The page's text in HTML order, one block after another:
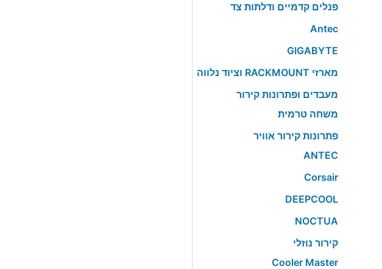
פנלים קדמיים ודלתות צד
Antec
GIGABYTE
מארזי RACKMOUNT וציוד נלווה
מעבדים ופתרונות קירור
משחה טרמית
פתרונות קירור אוויר
ANTEC
Corsair
DEEPCOOL
NOCTUA
קירור נוזלי
Cooler Master